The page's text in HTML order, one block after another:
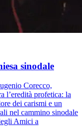
sinodale
Corecco,
l’eredità profetica: la
dei carismi e un
nel cammino sinodale
Amici a